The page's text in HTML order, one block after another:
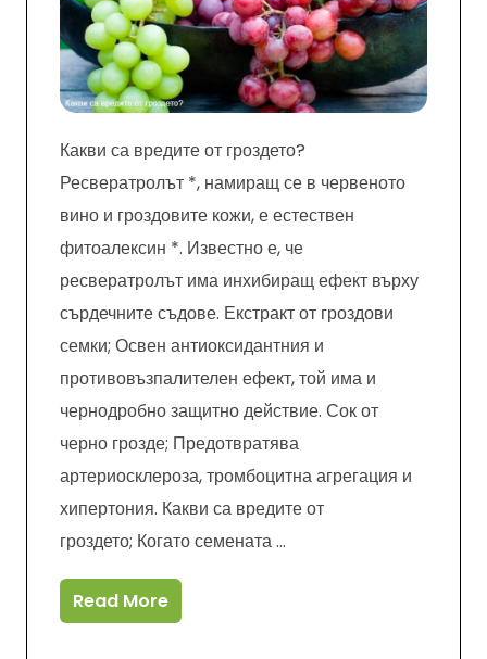
Какви са вредите от гроздето?
Ресвератролът *, намиращ се в червеното
вино и гроздовите кожи, е естествен
фитоалексин *. Известно е, че
ресвератролът има инхибиращ ефект върху
сърдечните съдове. Екстракт от гроздови
семки; Освен антиоксидантния и
противовъзпалителен ефект, той има и
чернодробно защитно действие. Сок от
черно грозде; Предотвратява
артериосклероза, тромбоцитна агрегация и
хипертония. Какви са вредите от
гроздето; Когато семената …
Read More